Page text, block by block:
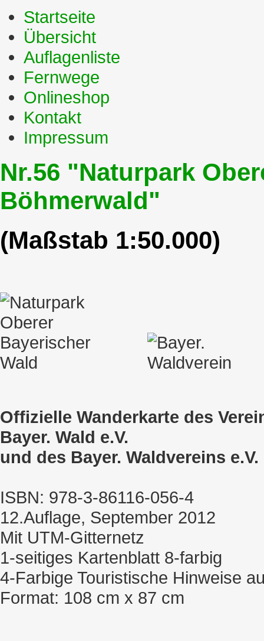
Startseite
Übersicht
Auflagenliste
Fernwege
Onlineshop
Kontakt
Impressum
Nr.56 "Naturpark
Böhmerwald"
(Maßstab 1:50.000)
Offizielle Wanderkarte des
Bayer. Wald e.V.
und des Bayer. Waldvereins e.V.
ISBN: 978-3-86116-056-4
12.Auflage, September 2012
Mit UTM-Gitternetz
1-seitiges Kartenblatt 8-farbig
4-Farbige Touristische Hinweise
Format: 108 cm x 87 cm